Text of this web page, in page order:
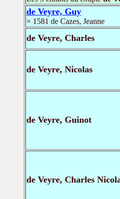
de Veyre, Guy
× 1581 de Cazes, Jeanne
de Veyre, Charles
de Veyre, Nicolas
de Veyre, Guinot
de Veyre, Charles